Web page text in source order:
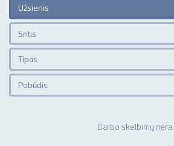
Užsienis
Sritis
Tipas
Pobūdis
Darbo skelbimų nėra.